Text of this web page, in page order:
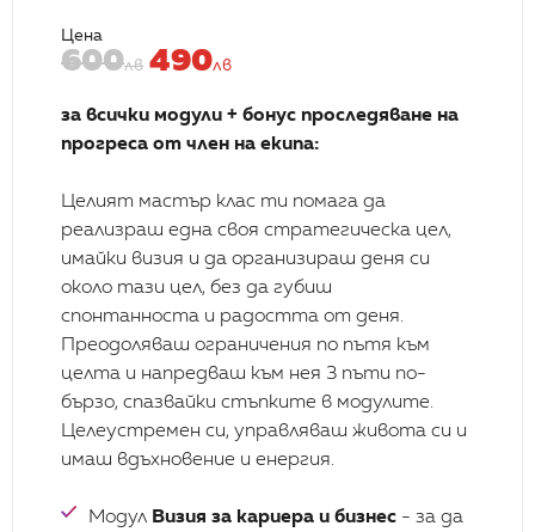
Цена
600лв 490лв
за всички модули + бонус проследяване на
прогреса от член на екипа:
Целият мастър клас ти помага да
реализраш една своя стратегическа цел,
имайки визия и да организираш деня си
около тази цел, без да губиш
спонтанноста и радостта от деня.
Преодоляваш ограничения по пътя към
целта и напредваш към нея 3 пъти по-
бързо, спазвайки стъпките в модулите.
Целеустремен си, управляваш живота си и
имаш вдъхновение и енергия.
Модул Визия за кариера и бизнес - за да
Успешни истории
Iveta Ivanovа
Gaming expert, Белград
Свързах се с Елица в момент, в който кариерата ми